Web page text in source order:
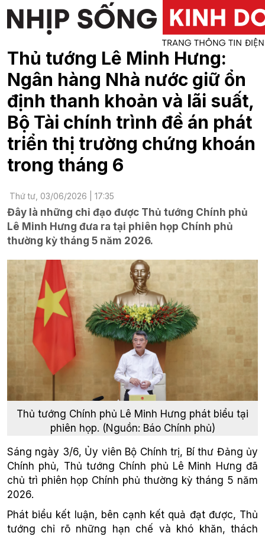
Thủ tướng Lê Minh Hưng:
Ngân hàng Nhà nước giữ ổn
định thanh khoản và lãi suất,
Bộ Tài chính trình đề án phát
triển thị trường chứng khoán
trong tháng 6
Thứ tư, 03/06/2026 | 17:35
Đây là những chỉ đạo được Thủ tướng Chính phủ
Lê Minh Hưng đưa ra tại phiên họp Chính phủ
thường kỳ tháng 5 năm 2026.
Thủ tướng Chính phủ Lê Minh Hưng phát biểu tại
phiên họp. (Nguồn: Báo Chính phủ)
Sáng ngày 3/6, Ủy viên Bộ Chính trị, Bí thư Đảng ủy
Chính phủ, Thủ tướng Chính phủ Lê Minh Hưng đã
chủ trì phiên họp Chính phủ thường kỳ tháng 5 năm
2026.
Phát biểu kết luận, bên cạnh kết quả đạt được, Thủ
tướng chỉ rõ những hạn chế và khó khăn, thách